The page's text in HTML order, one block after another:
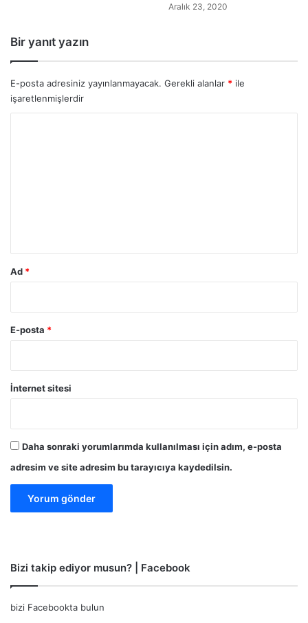
Aralık 23, 2020
Bir yanıt yazın
E-posta adresiniz yayınlanmayacak. Gerekli alanlar * ile
işaretlenmişlerdir
Ad *
E-posta *
İnternet sitesi
Daha sonraki yorumlarımda kullanılması için adım, e-posta
adresim ve site adresim bu tarayıcıya kaydedilsin.
Bizi takip ediyor musun? | Facebook
bizi Facebookta bulun